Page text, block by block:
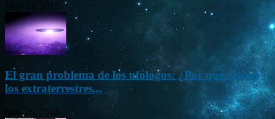
May 14, 2015
El gran problema de los ufólogos: ¿Por qué vienen
los extraterrestres...
Nov 26, 2012